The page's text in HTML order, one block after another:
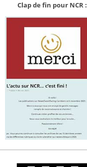
Clap de fin pour NCR :